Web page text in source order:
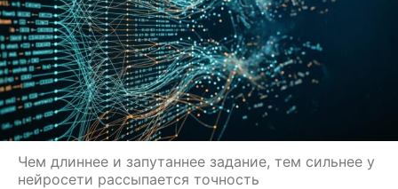
Чем длиннее и запутаннее задание, тем сильнее у
нейросети рассыпается точность